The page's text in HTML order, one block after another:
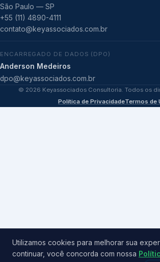
São Paulo — SP
+55 (11) 4890-4111
contato@keyassociados.com.br
ENCARREGADO DE DADOS (DPO)
Anderson Medeiros
dpo@keyassociados.com.br
© 2026 Keyassociados Consultoria. Todos os
Política de PrivacidadeTermos de
Utilizamos cookies para melhorar sua
continuar, você concorda com nossa